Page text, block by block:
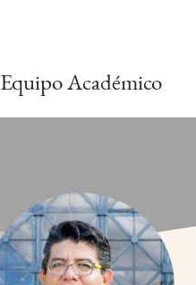
Equipo Académico